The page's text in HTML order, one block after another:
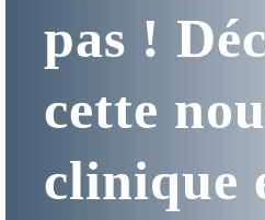
pas !
cette
clinique